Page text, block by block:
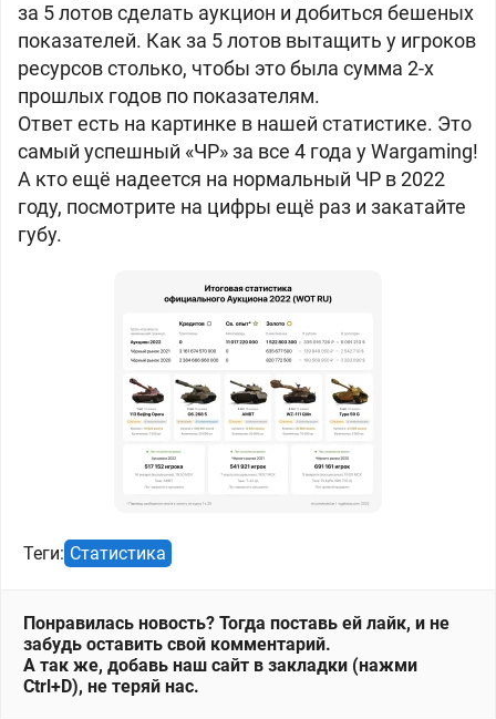
за 5 лотов сделать аукцион и добиться бешеных
показателей. Как за 5 лотов вытащить у игроков
ресурсов столько, чтобы это была сумма 2-х
прошлых годов по показателям.
Ответ есть на картинке в нашей статистике. Это
самый успешный «ЧР» за все 4 года у Wargaming!
А кто ещё надеется на нормальный ЧР в 2022
году, посмотрите на цифры ещё раз и закатайте
губу.
Теги: Статистика
Понравилась новость? Тогда поставь ей лайк, и не
забудь оставить свой комментарий.
А так же, добавь наш сайт в закладки (нажми
Ctrl+D), не теряй нас.